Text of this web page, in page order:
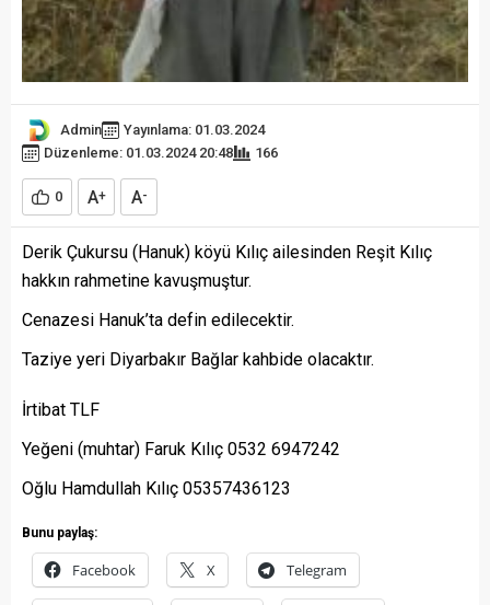
Admin
Yayınlama: 01.03.2024
Düzenleme: 01.03.2024 20:48
166
0 A+ A-
Derik Çukursu (Hanuk) köyü Kılıç ailesinden Reşit Kılıç
hakkın rahmetine kavuşmuştur.
Cenazesi Hanuk’ta defin edilecektir.
Taziye yeri Diyarbakır Bağlar kahbide olacaktır.
İrtibat TLF
Yeğeni (muhtar) Faruk Kılıç 0532 6947242
Oğlu Hamdullah Kılıç 05357436123
Bunu paylaş:
Facebook X Telegram